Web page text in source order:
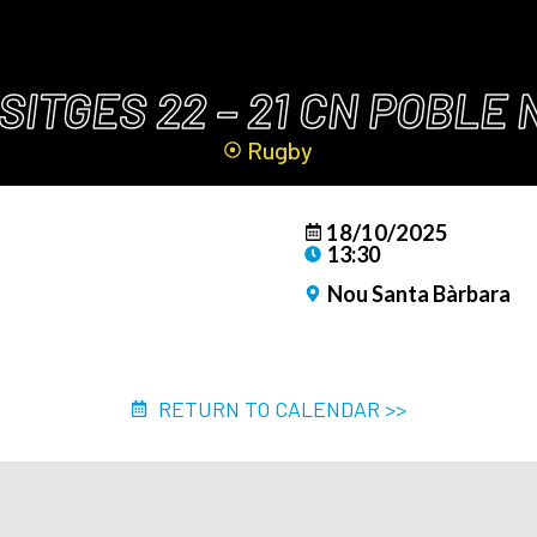
22 – 21 CN POBLE
Rugby
18/10/2025
13:30
Nou Santa Bàrbara
RETURN TO CALENDAR >>